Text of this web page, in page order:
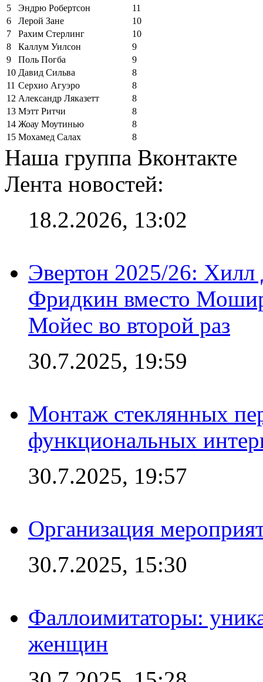
5
Эндрю Робертсон
11
6
Лерой Зане
10
7
Рахим Стерлинг
10
8
Каллум Уилсон
9
9
Поль Погба
9
10 Давид Сильва
8
11 Серхио Агуэро
8
12 Александр Ляказетт
8
13 Мэтт Ритчи
8
14 Жоау Моутинью
8
15 Мохамед Салах 8
Наша группа Вконтакте
Лента новостей:
18.2.2026, 13:02
Эвертон 2025/26:
Фридкин вместо
Мойес во второй раз
30.7.2025, 19:59
Монтаж стеклянных
функциональных
30.7.2025, 19:57
Организация
30.7.2025, 15:30
Фаллоимитаторы:
женщин